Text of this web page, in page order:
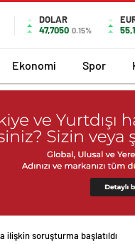
DOLAR
47,7050 0.15%
Ekonomi Spor
ilişkin soruşturma başlatıldı